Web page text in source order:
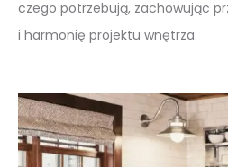
czego potrzebują, zachowując
i harmonię projektu wnętrza.